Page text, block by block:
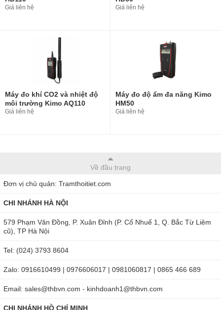
Giá liên hệ Giá liên hệ
Máy đo khí CO2 và nhiệt độ
môi trường Kimo AQ110
Giá liên hệ
Máy đo độ ẩm đa năng Kimo
HM50
Giá liên hệ
Về đầu trang
Đơn vị chủ quản: Tramthoitiet.com
CHI NHÁNH HÀ NỘI
579 Phạm Văn Đồng, P. Xuân Đỉnh (P. Cổ Nhuế 1, Q. Bắc Từ Liêm
cũ), TP Hà Nội
Tel: (024) 3793 8604
Zalo: 0916610499 | 0976606017 | 0981060817 | 0865 466 689
Email: sales@thbvn.com - kinhdoanh1@thbvn.com
CHI NHÁNH HỒ CHÍ MINH